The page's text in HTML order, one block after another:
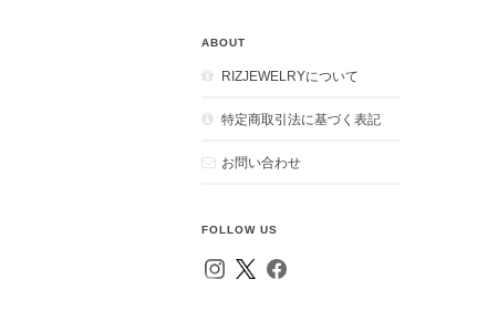
ABOUT
RIZJEWELRYについて
特定商取引法に基づく表記
お問い合わせ
FOLLOW US